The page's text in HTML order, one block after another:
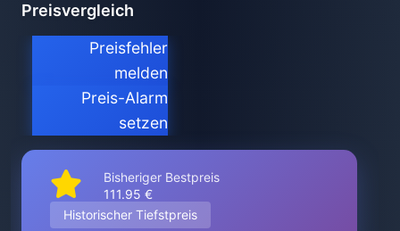
Preisvergleich
Preisfehler
melden
Preis-Alarm
setzen
Bisheriger Bestpreis
111.95 €
Historischer Tiefstpreis